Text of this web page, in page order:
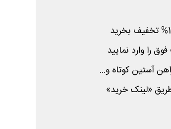
را وارد نمایید
آستین کوتاه و...
«لینک خرید»